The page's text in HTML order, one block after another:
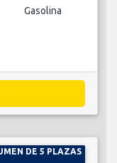
Gasolina
DE 5 PLAZAS